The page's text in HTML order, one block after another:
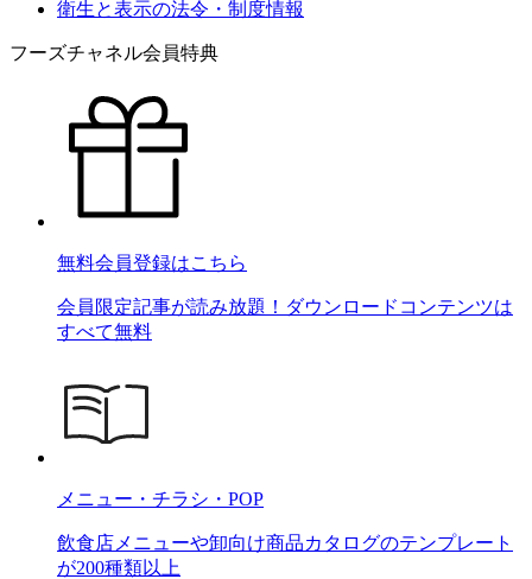
衛生と表示の法令・制度情報
フーズチャネル会員特典
無料会員登録はこちら
会員限定記事が読み放題！ダウンロードコンテンツは
すべて無料
メニュー・チラシ・POP
飲食店メニューや卸向け商品カタログのテンプレート
が200種類以上